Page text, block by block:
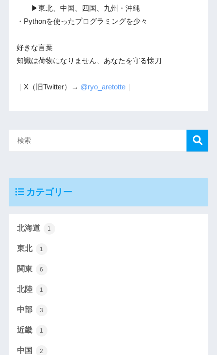
▶東北、中国、四国、九州・沖縄
・Pythonを使ったプログラミングを少々
好きな言葉
知識は荷物になりません、あなたを守る懐刀
｜X（旧Twitter）→ @ryo_aretotte｜
カテゴリー
北海道 1
東北 1
関東 6
北陸 1
中部 3
近畿 1
中国 2